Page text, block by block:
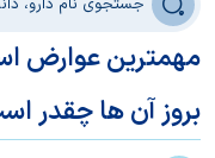
مهمترین عوارض
بروز آن ها چقدر